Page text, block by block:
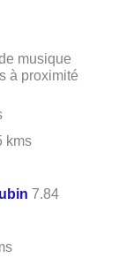
musique
à proximité
kms
7.84